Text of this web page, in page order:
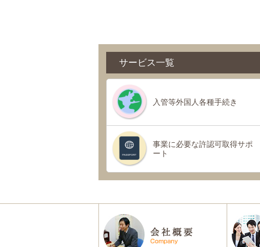
サービス一覧
入管等外国人各種手続き
事業に必要な許認可取得サポ
ート